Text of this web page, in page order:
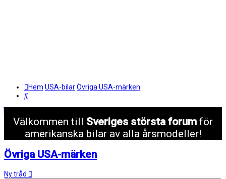
Hem USA-bilarÖvriga USA-märken
Sök
Välkommen till Sveriges största forum för
amerikanska bilar av alla årsmodeller!
Övriga USA-märken
Ny tråd